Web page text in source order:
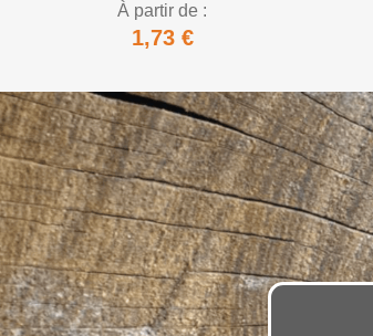
À partir de :
1,73 €